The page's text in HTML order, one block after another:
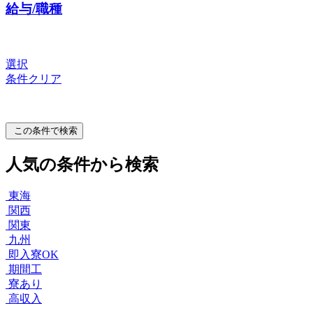
給与/職種
選択
条件クリア
この条件で検索
人気の条件から検索
東海
関西
関東
九州
即入寮OK
期間工
寮あり
高収入